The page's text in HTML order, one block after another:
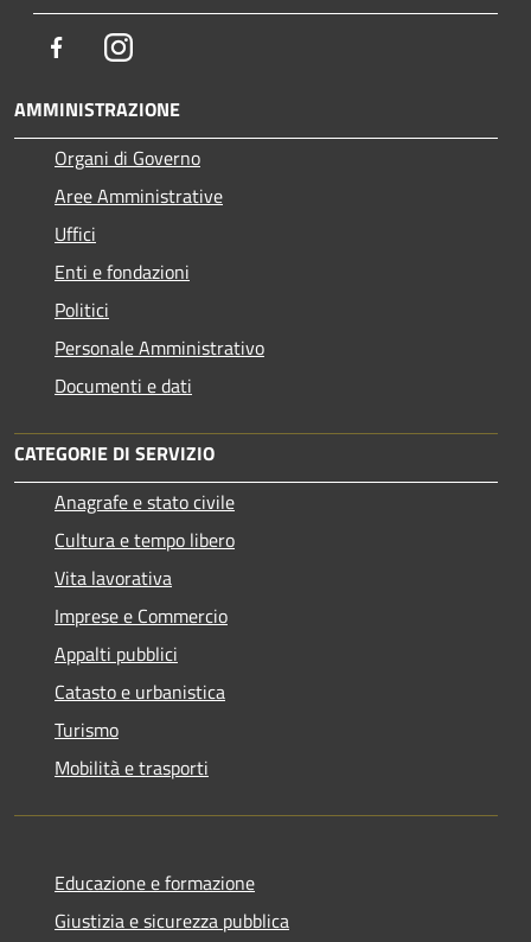
FacebookInstagram
AMMINISTRAZIONE
Organi di Governo
Aree Amministrative
Uffici
Enti e fondazioni
Politici
Personale Amministrativo
Documenti e dati
CATEGORIE DI SERVIZIO
Anagrafe e stato civile
Cultura e tempo libero
Vita lavorativa
Imprese e Commercio
Appalti pubblici
Catasto e urbanistica
Turismo
Mobilità e trasporti
Educazione e formazione
Giustizia e sicurezza pubblica